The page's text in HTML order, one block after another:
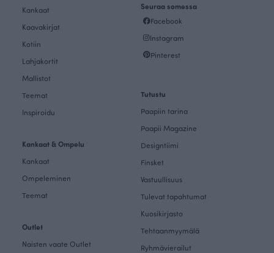
Kankaat
Kaavakirjat
Kotiin
Lahjakortit
Mallistot
Teemat
Inspiroidu
Kankaat & Ompelu
Kankaat
Ompeleminen
Teemat
Outlet
Naisten vaate Outlet
Seuraa somessa
Facebook
Instagram
Pinterest
Tutustu
Paapiin tarina
Paapii Magazine
Designtiimi
Finsket
Vastuullisuus
Tulevat tapahtumat
Kuosikirjasto
Tehtaanmyymälä
Ryhmävierailut